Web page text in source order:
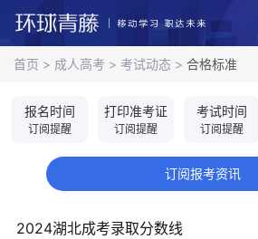
首页 > 成人高考 > 考试动态 > 合格标准
报名时间
订阅提醒
打印准考证
订阅提醒
考试时间
订阅提醒
订阅报考资讯
2024湖北成考录取分数线